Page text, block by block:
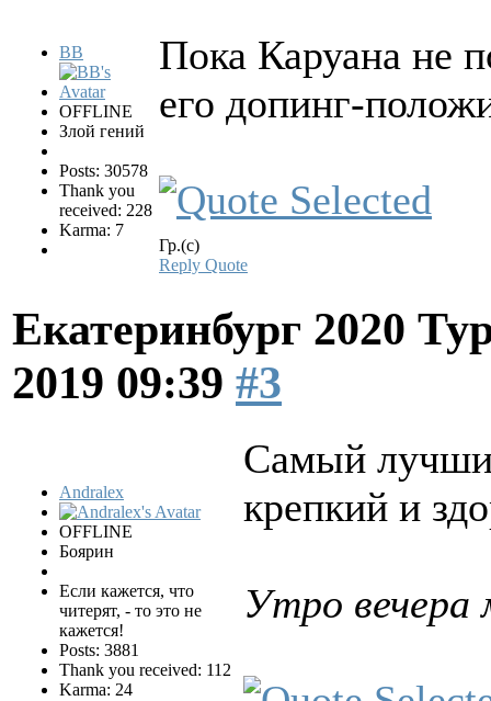
BB
OFFLINE
Злой гений
Posts: 30578
Thank you
received: 228
Karma: 7
Пока Каруана не
его допинг-
Гр.(с)
Reply Quote
Екатеринбург 2020
2019 09:39 #3
Andralex
OFFLINE
Боярин
Если кажется, что
читерят, - то это не
кажется!
Posts: 3881
Thank you received: 112
Karma: 24
Самый
крепкий и
Утро вечера